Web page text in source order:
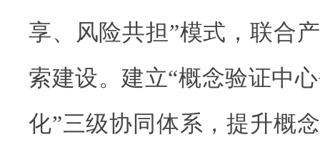
享、风险共担”模式，联合
索建设。建立“概念验证中
化”三级协同体系，提升概